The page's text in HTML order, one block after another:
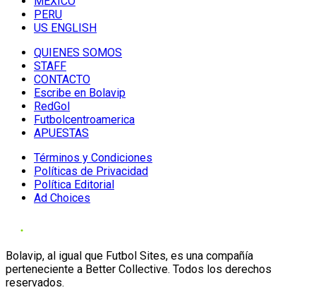
PERU
US ENGLISH
QUIENES SOMOS
STAFF
CONTACTO
Escribe en Bolavip
RedGol
Futbolcentroamerica
APUESTAS
Términos y Condiciones
Políticas de Privacidad
Política Editorial
Ad Choices
Bolavip, al igual que Futbol Sites, es una compañía
perteneciente a Better Collective. Todos los derechos
reservados.